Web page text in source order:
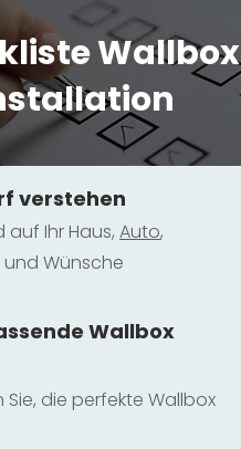
Wallbox
verstehen
auf Ihr Haus, Auto,
und Wünsche
Wallbox
Sie, die perfekte Wallbox